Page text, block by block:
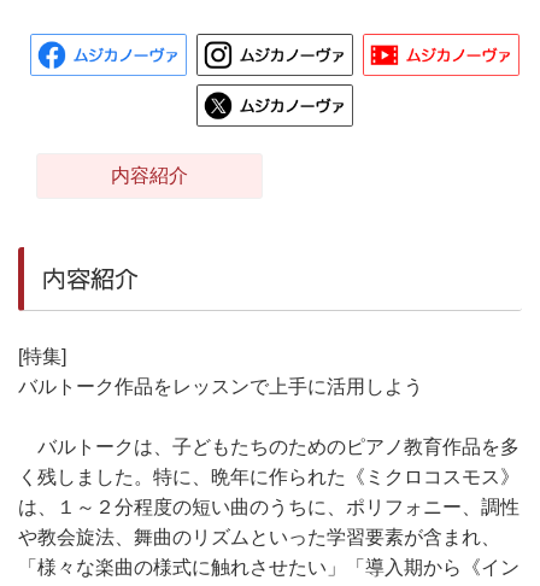
内容紹介
内容紹介
[特集]
バルトーク作品をレッスンで上手に活用しよう
バルトークは、子どもたちのためのピアノ教育作品を多
く残しました。特に、晩年に作られた《ミクロコスモス》
は、１～２分程度の短い曲のうちに、ポリフォニー、調性
や教会旋法、舞曲のリズムといった学習要素が含まれ、
「様々な楽曲の様式に触れさせたい」「導入期から《イン